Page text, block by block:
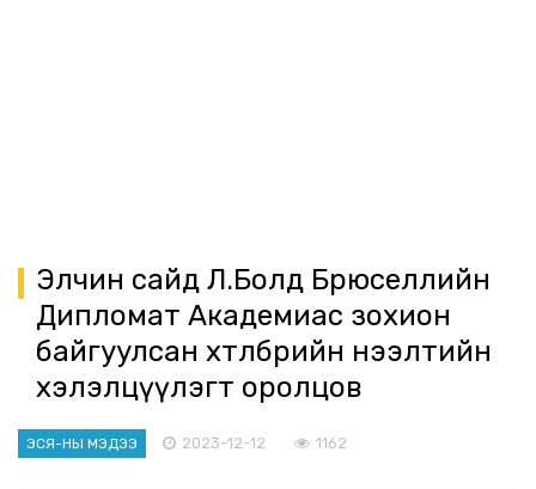
Элчин сайд Л.Болд Брюселлийн
Дипломат Академиас зохион
байгуулсан хөтөлбөрийн нээлтийн
хэлэлцүүлэгт оролцов
ЭСЯ-НЫ МЭДЭЭ 2023-12-12 1162